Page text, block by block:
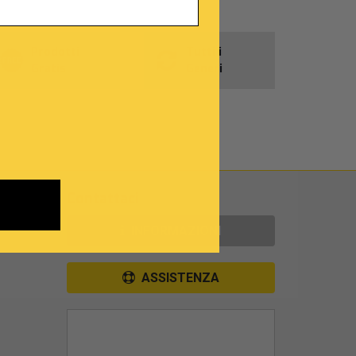
Tutti i
Generi
INFORMAZIONI
ASSISTENZA